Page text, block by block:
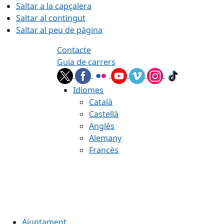
Saltar a la capçalera
Saltar al contingut
Saltar al peu de pàgina
Contacte
Guia de carrers
Idiomes
Català
Castellà
Anglès
Alemany
Francès